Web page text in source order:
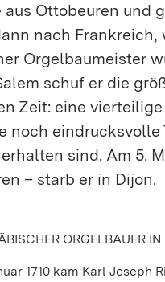
aus Ottobeuren und
nach Frankreich,
Orgelbaumeister
schuf er die
Zeit: eine
noch eindrucksvolle
sind. Am 5.
– starb er in Dijon.
ORGELBAUER IN
1710 kam Karl Joseph